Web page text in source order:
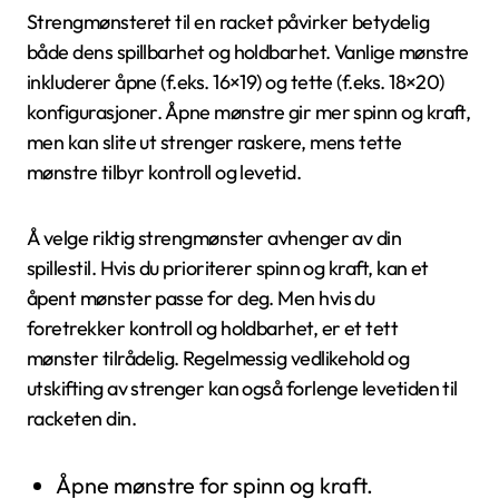
Strengmønsteret til en racket påvirker betydelig
både dens spillbarhet og holdbarhet. Vanlige mønstre
inkluderer åpne (f.eks. 16×19) og tette (f.eks. 18×20)
konfigurasjoner. Åpne mønstre gir mer spinn og kraft,
men kan slite ut strenger raskere, mens tette
mønstre tilbyr kontroll og levetid.
Å velge riktig strengmønster avhenger av din
spillestil. Hvis du prioriterer spinn og kraft, kan et
åpent mønster passe for deg. Men hvis du
foretrekker kontroll og holdbarhet, er et tett
mønster tilrådelig. Regelmessig vedlikehold og
utskifting av strenger kan også forlenge levetiden til
racketen din.
Åpne mønstre for spinn og kraft.